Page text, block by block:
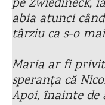
pe Zwiedineck,
abia atunci
târziu ca s-o
Maria ar fi privit
speranța că
Apoi, înainte de